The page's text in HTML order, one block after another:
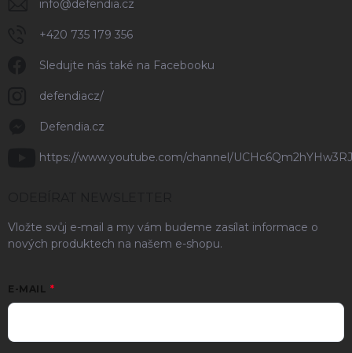
info@defendia.cz
+420 735 179 356
Sledujte nás také na Facebooku
defendiacz/
Defendia.cz
https://www.youtube.com/channel/
Vložte svůj e-mail a my vám budeme zasílat informace o
nových produktech na našem e-shopu.
E-MAIL